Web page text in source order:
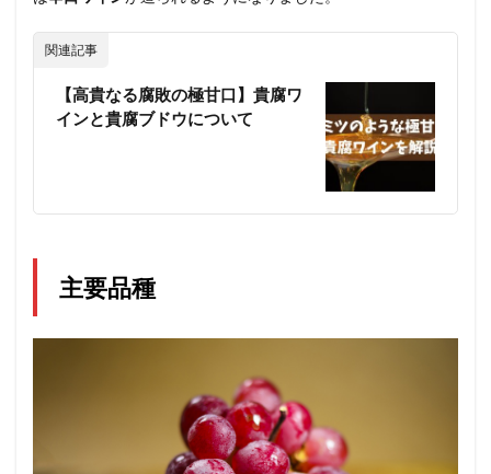
関連記事
【高貴なる腐敗の極甘口】貴腐ワ
インと貴腐ブドウについて
主要品種